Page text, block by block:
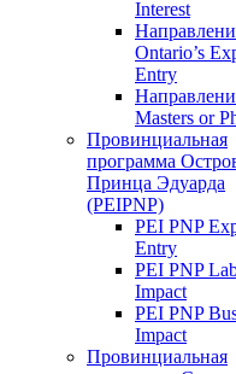
Interest
Ontario’s
Entry
Masters or
Провинциальная
программа
Принца Эдуарда
(PEIPNP)
PEI PNP
Entry
PEI PNP
Impact
PEI PNP
Impact
Провинциальная